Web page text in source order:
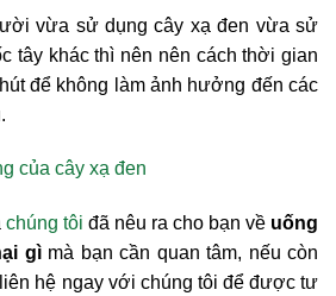
vừa sử dụng cây xạ đen vừa sử
tây khác thì nên nên cách thời gian
để không làm ảnh hưởng đến các
của cây xạ đen
chúng tôi đã nêu ra cho bạn về uống
gì mà bạn cần quan tâm, nếu còn
hệ ngay với chúng tôi để được tư